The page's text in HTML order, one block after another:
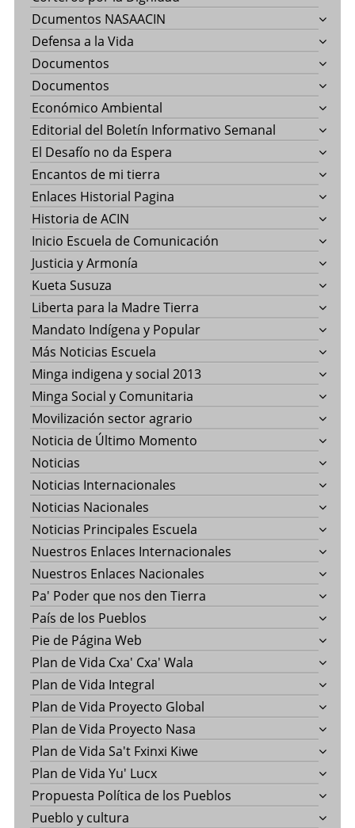
Dcumentos NASAACIN
Defensa a la Vida
Documentos
Documentos
Económico Ambiental
Editorial del Boletín Informativo Semanal
El Desafío no da Espera
Encantos de mi tierra
Enlaces Historial Pagina
Historia de ACIN
Inicio Escuela de Comunicación
Justicia y Armonía
Kueta Susuza
Liberta para la Madre Tierra
Mandato Indígena y Popular
Más Noticias Escuela
Minga indigena y social 2013
Minga Social y Comunitaria
Movilización sector agrario
Noticia de Último Momento
Noticias
Noticias Internacionales
Noticias Nacionales
Noticias Principales Escuela
Nuestros Enlaces Internacionales
Nuestros Enlaces Nacionales
Pa' Poder que nos den Tierra
País de los Pueblos
Pie de Página Web
Plan de Vida Cxa' Cxa' Wala
Plan de Vida Integral
Plan de Vida Proyecto Global
Plan de Vida Proyecto Nasa
Plan de Vida Sa't Fxinxi Kiwe
Plan de Vida Yu' Lucx
Propuesta Política de los Pueblos
Pueblo y cultura